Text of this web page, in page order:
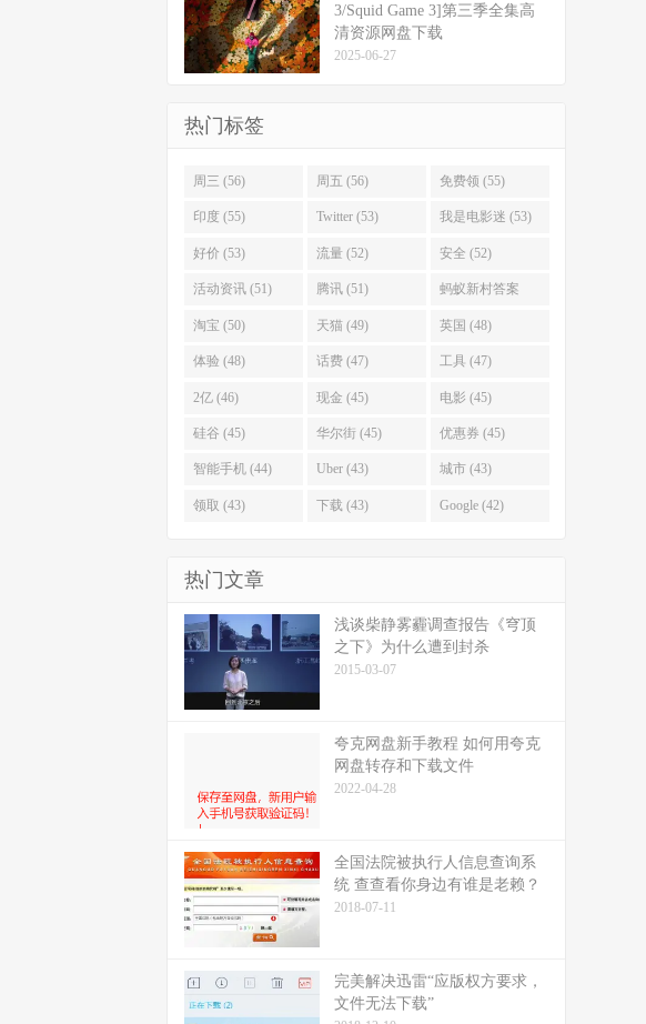
3/Squid Game 3]第三季全集高
清资源网盘下载
2025-06-27
热门标签
周三 (56) 周五 (56) 免费领 (55)
印度 (55) Twitter (53) 我是电影迷 (53)
好价 (53) 流量 (52) 安全 (52)
活动资讯 (51) 腾讯 (51) 蚂蚁新村答案
(51)
淘宝 (50) 天猫 (49) 英国 (48)
体验 (48) 话费 (47) 工具 (47)
2亿 (46) 现金 (45) 电影 (45)
硅谷 (45) 华尔街 (45) 优惠券 (45)
智能手机 (44) Uber (43) 城市 (43)
领取 (43) 下载 (43) Google (42)
热门文章
浅谈柴静雾霾调查报告《穹顶
之下》为什么遭到封杀
2015-03-07
夸克网盘新手教程 如何用夸克
网盘转存和下载文件
2022-04-28
全国法院被执行人信息查询系
统 查查看你身边有谁是老赖？
2018-07-11
完美解决迅雷“应版权方要求，
文件无法下载”